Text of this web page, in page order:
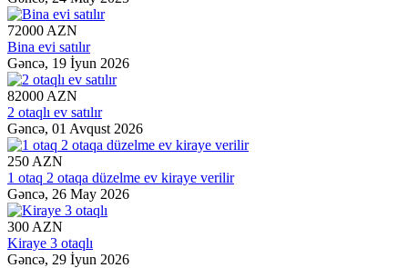
72000 AZN
Bina evi satılır
Gəncə, 19 İyun 2026
82000 AZN
2 otaqlı ev satılır
Gəncə, 01 Avqust 2026
250 AZN
1 otaq 2 otaqa düzelme ev kiraye verilir
Gəncə, 26 May 2026
300 AZN
Kiraye 3 otaqlı
Gəncə, 29 İyun 2026